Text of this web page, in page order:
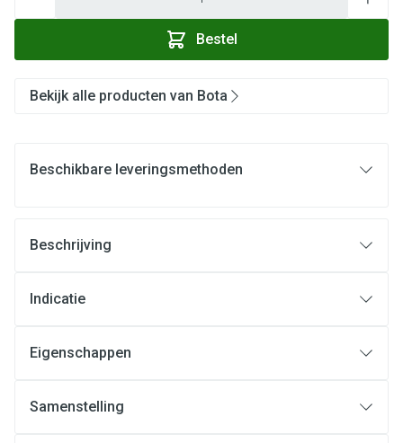
Bestel
Bekijk alle producten van Bota
Beschikbare leveringsmethoden
Beschrijving
Indicatie
Eigenschappen
Samenstelling